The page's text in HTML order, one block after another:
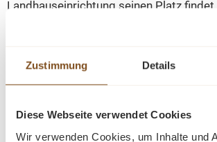
Zustimmung Details
Diese Webseite verwendet Cookies
Wir verwenden Cookies, um Inhalte und
Landhauseinrichtung seinen Platz
Tisch wird das zusammen sitzen mit
Abmessungen: H: 78 cm, B: 210 - 250 cm,
Massivholz Tisch